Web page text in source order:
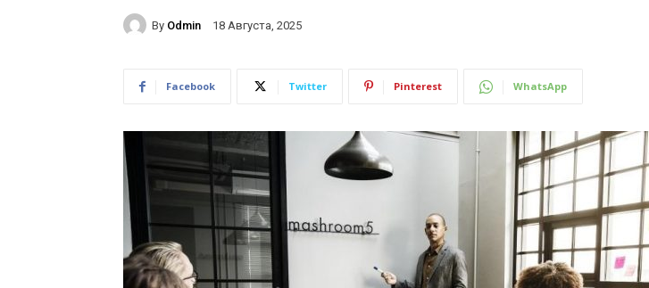
By Odmin 18 Августа, 2025
Facebook Twitter Pinterest WhatsApp